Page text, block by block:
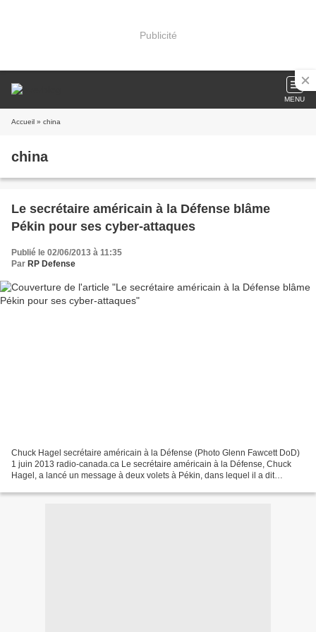
Publicité
MENU
Accueil » china
china
Le secrétaire américain à la Défense blâme
Pékin pour ses cyber-attaques
Publié le 02/06/2013 à 11:35
Par RP Defense
Chuck Hagel secrétaire américain à la Défense (Photo Glenn Fawcett DoD)
1 juin 2013 radio-canada.ca Le secrétaire américain à la Défense, Chuck
Hagel, a lancé un message à deux volets à Pékin, dans lequel il a dit